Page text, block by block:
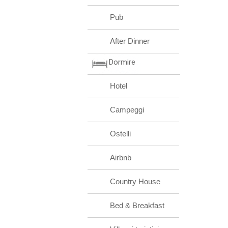
Pub
After Dinner
Dormire
Hotel
Campeggi
Ostelli
Airbnb
Country House
Bed & Breakfast